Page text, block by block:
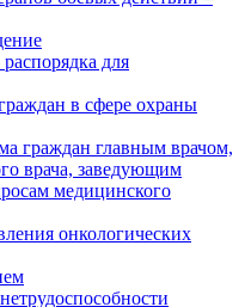
для
в сфере охраны
граждан главным врачом,
врача, заведующим
медицинского
онкологических